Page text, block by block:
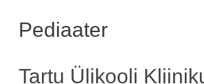
Pediaater
Tartu Ülikooli